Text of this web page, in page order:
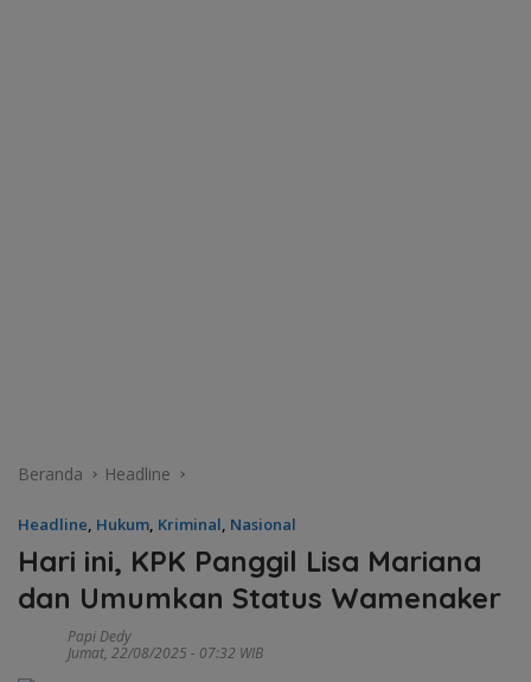
Beranda Headline
Headline, Hukum, Kriminal, Nasional
Hari ini, KPK Panggil Lisa Mariana
dan Umumkan Status Wamenaker
Papi Dedy
Jumat, 22/08/2025 - 07:32 WIB